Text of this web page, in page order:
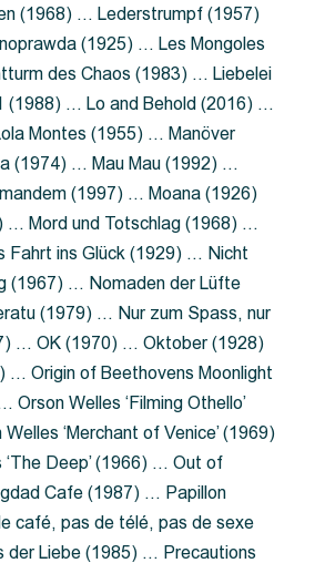
(1968) … Lederstrumpf (1957)
(1925) … Les Mongoles
des Chaos (1983) … Liebelei
(1988) … Lo and Behold (2016) …
Montes (1955) … Manöver
(1974) … Mau Mau (1992) …
(1997) … Moana (1926)
… Mord und Totschlag (1968) …
Fahrt ins Glück (1929) … Nicht
(1967) … Nomaden der Lüfte
(1979) … Nur zum Spass, nur
… OK (1970) … Oktober (1928)
… Origin of Beethovens Moonlight
Welles ‘Filming Othello’
‘Merchant of Venice’ (1969)
Deep’ (1966) … Out of
Cafe (1987) … Papillon
café, pas de télé, pas de sexe
der Liebe (1985) … Precautions